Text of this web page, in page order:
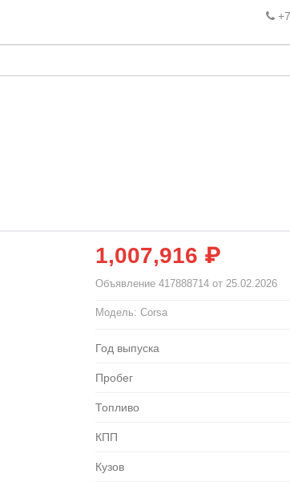
1,007,916 ₽
Объявление 417888714 от 25.02.2026
Модель: Corsa
Год выпуска
Пробег
Топливо
КПП
Кузов